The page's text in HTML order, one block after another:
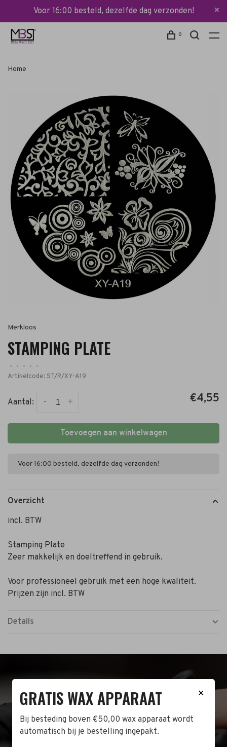
Voor 16:00 besteld, dezelfde dag verzonden!
0
Home
Merkloos
STAMPING PLATE
• • • •
•
Artikelcode: ST/R/XY-A19
Aantal: +
- €4,55
Toevoegen aan winkelwagen
Voor 16:00 besteld, dezelfde dag verzonden!
Overzicht
incl. BTW
Stamping Plate
Zeer makkelijk en doeltreffend in gebruik.
Voor professioneel gebruik met een hoge kwaliteit.
Prijzen zijn incl. BTW
Details
BEZOEK DE WINKEL!
winkel in Zwijndrecht! Het adres is: Antoni van
Leeuwenhoekstraat 10. Kom op een doordeweekse
✕
GRATIS WAX APPARAAT
Bij besteding boven €50,00 wax apparaat wordt
automatisch bij je bestelling ingepakt.